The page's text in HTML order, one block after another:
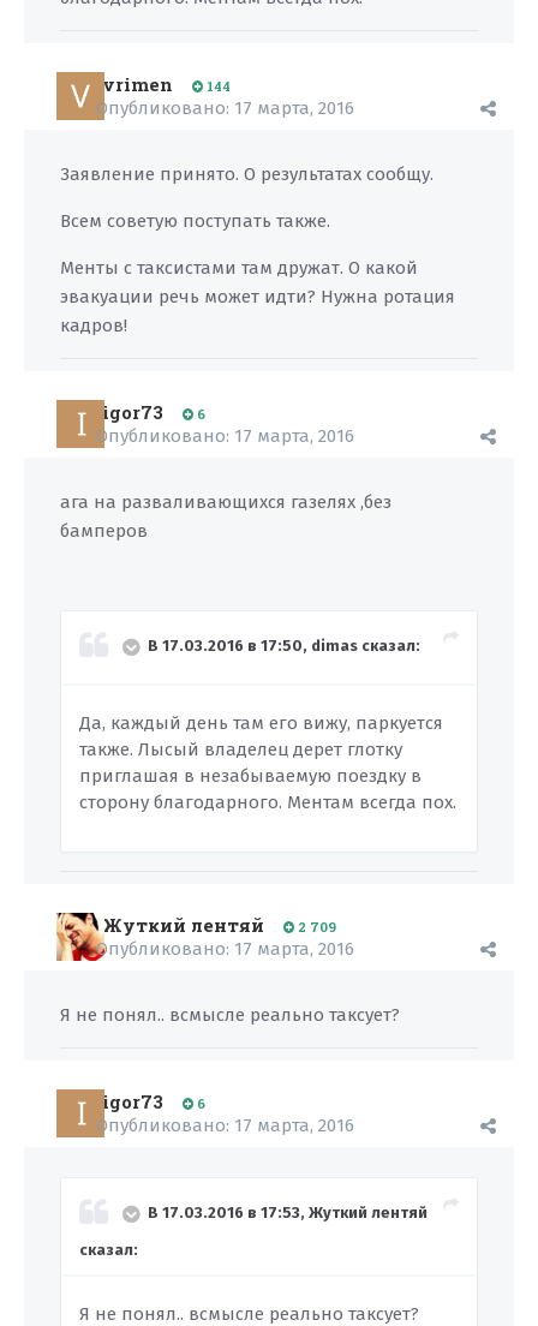
vrimen 144
Опубликовано: 17 марта, 2016
Заявление принято. О результатах сообщу.
Всем советую поступать также.
Менты с таксистами там дружат. О какой
эвакуации речь может идти? Нужна ротация
кадров!
igor73 6
Опубликовано: 17 марта, 2016
ага на разваливающихся газелях ,без
бамперов
В 17.03.2016 в 17:50, dimas сказал:
Да, каждый день там его вижу, паркуется
также. Лысый владелец дерет глотку
приглашая в незабываемую поездку в
сторону благодарного. Ментам всегда пох.
Жуткий лентяй 2 709
Опубликовано: 17 марта, 2016
Я не понял.. всмысле реально таксует?
igor73 6
Опубликовано: 17 марта, 2016
В 17.03.2016 в 17:53, Жуткий лентяй
сказал:
Я не понял.. всмысле реально таксует?